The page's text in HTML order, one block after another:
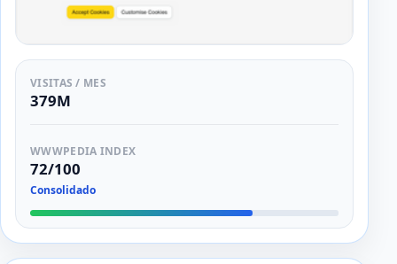
VISITAS / MES
379M
WWWPEDIA INDEX
72/100
Consolidado